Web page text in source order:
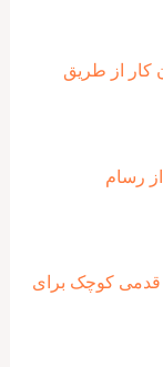
کار از طریق
رسام
قدمی کوچک برای